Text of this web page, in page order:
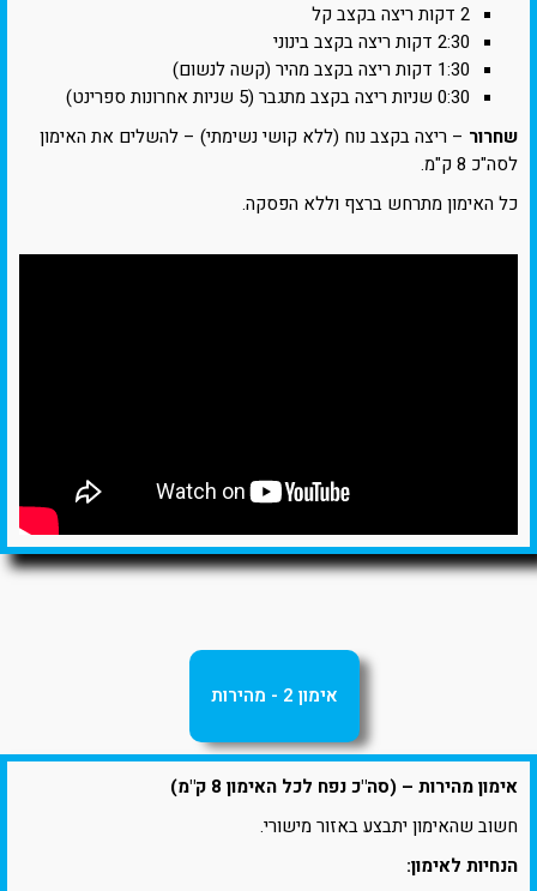
2 דקות ריצה בקצב קל
2:30 דקות ריצה בקצב בינוני
1:30 דקות ריצה בקצב מהיר (קשה לנשום)
0:30 שניות ריצה בקצב מתגבר (5 שניות אחרונות ספרינט)
שחרור – ריצה בקצב נוח (ללא קושי נשימתי) – להשלים את האימון
לסה"כ 8 ק"מ.
כל האימון מתרחש ברצף וללא הפסקה.
אימון 2 - מהירות
אימון מהירות – (סה"כ נפח לכל האימון 8 ק"מ)
חשוב שהאימון יתבצע באזור מישורי.
הנחיות לאימון: